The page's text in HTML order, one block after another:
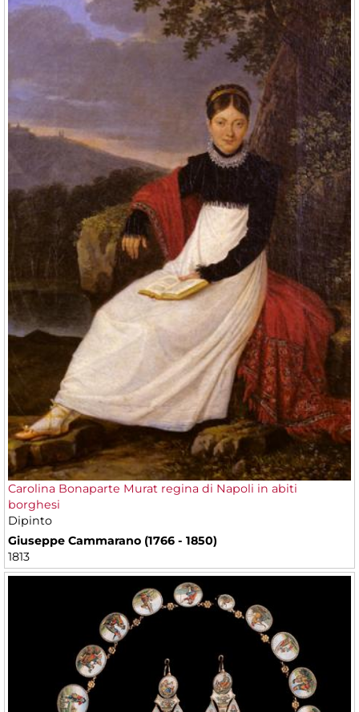
Carolina Bonaparte Murat regina di Napoli in abiti
borghesi
Dipinto
Giuseppe Cammarano (1766 - 1850)
1813